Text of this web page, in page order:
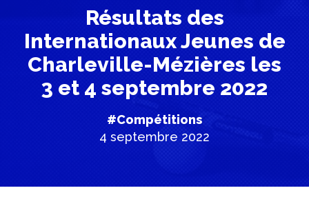
Résultats des
Internationaux Jeunes de
Charleville-Mézières les
3 et 4 septembre 2022
#Compétitions
4 septembre 2022